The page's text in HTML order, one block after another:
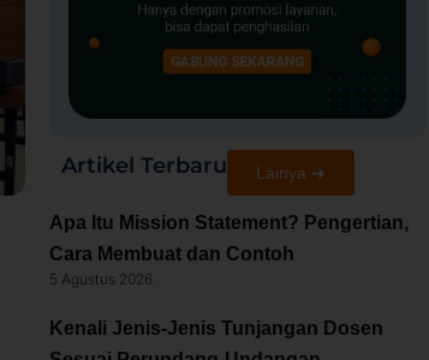
Artikel Terbaru Lainya ➜
Apa Itu Mission Statement? Pengertian,
Cara Membuat dan Contoh
5 Agustus 2026
Kenali Jenis-Jenis Tunjangan Dosen